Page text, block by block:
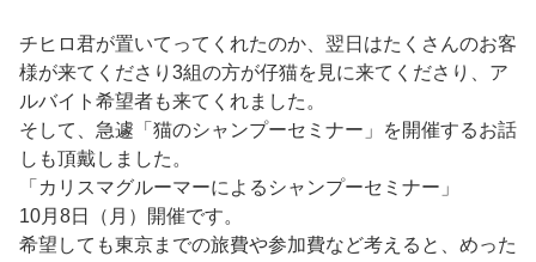
チヒロ君が置いてってくれたのか、翌日はたくさんのお客
様が来てくださり3組の方が仔猫を見に来てくださり、ア
ルバイト希望者も来てくれました。
そして、急遽「猫のシャンプーセミナー」を開催するお話
しも頂戴しました。
「カリスマグルーマーによるシャンプーセミナー」
10月8日（月）開催です。
希望しても東京までの旅費や参加費など考えると、めった